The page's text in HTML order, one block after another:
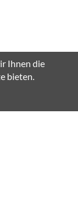
Ihnen die
bieten.